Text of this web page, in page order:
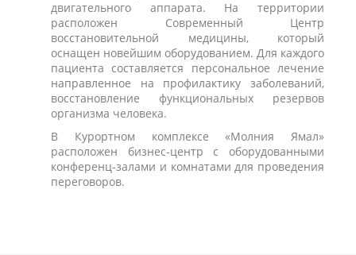
двигательного аппарата. На территории
расположен Современный Центр
восстановительной медицины, который
оснащен новейшим оборудованием. Для каждого
пациента составляется персональное лечение
направленное на профилактику заболеваний,
восстановление функциональных резервов
организма человека.
В Курортном комплексе «Молния Ямал»
расположен бизнес-центр с оборудованными
конференц-залами и комнатами для проведения
переговоров.